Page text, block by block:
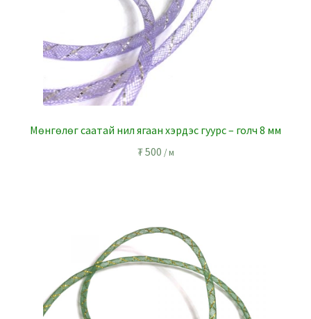
Мөнгөлөг саатай нил ягаан хэрдэс гуурс – голч 8 мм
₮500 / м